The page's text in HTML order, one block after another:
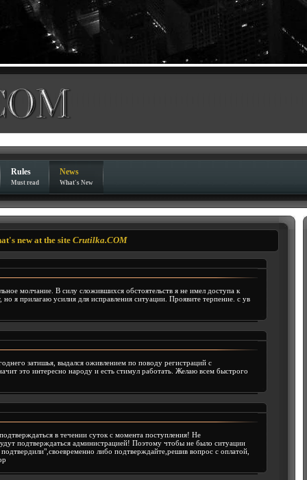
Rules
Must read
News
What's New
new at the site Crutilka.COM
молчание. В силу сложившихся обстоятельств я не имел доступа к
я прилагаю усилия для исправления ситуации. Проявите терпение. с ув
затишья, выдался оживлением по поводу регистраций с
это интересно народу и есть стимул работать. Желаю всем быстрого
в течении суток с момента поступления! Не
подтверждаться администрацией! Поэтому чтобы не было ситуации
либо подтверждайте,решив вопрос с оплатой,